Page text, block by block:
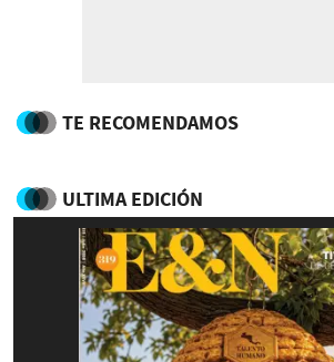
TE RECOMENDAMOS
ULTIMA EDICIÓN